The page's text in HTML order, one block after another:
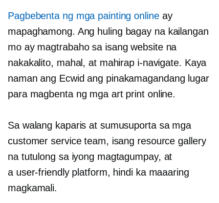
Pagbebenta ng mga painting onlineay
mapaghamong. Ang huling bagay na kailangan
mo ay magtrabaho sa isang website na
nakakalito, mahal, at mahirap i-navigate. Kaya
naman ang Ecwid ang pinakamagandang lugar
para magbenta ng mga art print online.
Sa walang kaparis at sumusuporta sa mga
customer service team, isang resource gallery
na tutulong sa iyong magtagumpay, at
a user-friendlyplatform, hindi ka maaaring
magkamali.